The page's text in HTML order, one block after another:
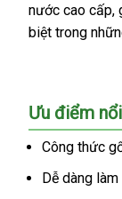
nước cao cấp,
biệt trong
Gel
bôi
trơn
nóng
Ưu điểm
Công thức
Dễ dàng